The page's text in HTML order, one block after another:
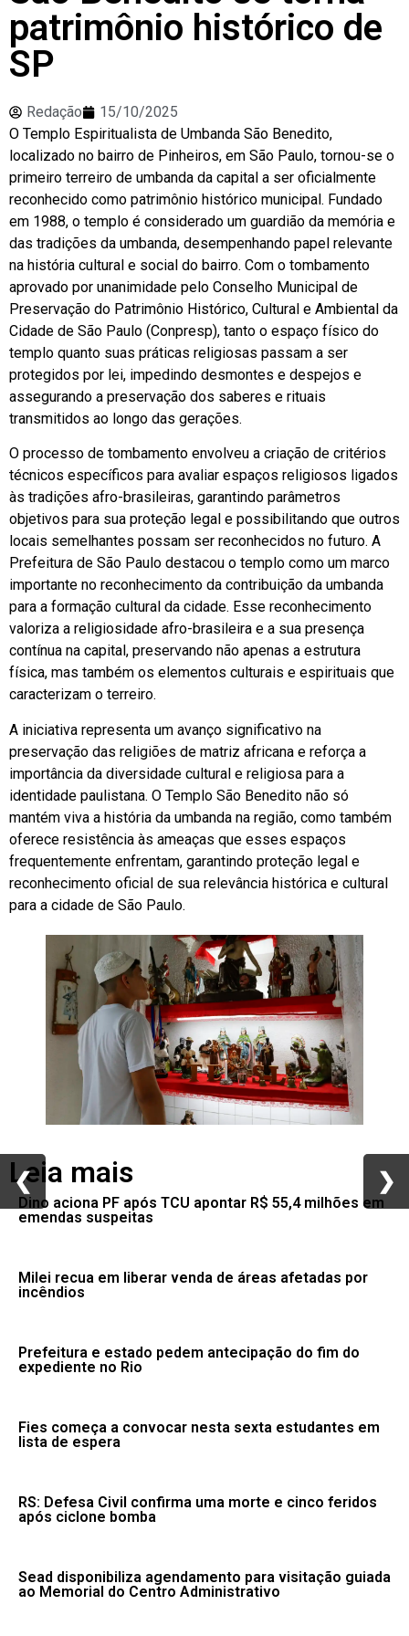
patrimônio histórico de
SP
Redação
15/10/2025
O Templo Espiritualista de Umbanda São Benedito,
localizado no bairro de Pinheiros, em São Paulo, tornou-se o
primeiro terreiro de umbanda da capital a ser oficialmente
reconhecido como patrimônio histórico municipal. Fundado
em 1988, o templo é considerado um guardião da memória e
das tradições da umbanda, desempenhando papel relevante
na história cultural e social do bairro. Com o tombamento
aprovado por unanimidade pelo Conselho Municipal de
Preservação do Patrimônio Histórico, Cultural e Ambiental da
Cidade de São Paulo (Conpresp), tanto o espaço físico do
templo quanto suas práticas religiosas passam a ser
protegidos por lei, impedindo desmontes e despejos e
assegurando a preservação dos saberes e rituais
transmitidos ao longo das gerações.
O processo de tombamento envolveu a criação de critérios
técnicos específicos para avaliar espaços religiosos ligados
às tradições afro-brasileiras, garantindo parâmetros
objetivos para sua proteção legal e possibilitando que outros
locais semelhantes possam ser reconhecidos no futuro. A
Prefeitura de São Paulo destacou o templo como um marco
importante no reconhecimento da contribuição da umbanda
para a formação cultural da cidade. Esse reconhecimento
valoriza a religiosidade afro-brasileira e a sua presença
contínua na capital, preservando não apenas a estrutura
física, mas também os elementos culturais e espirituais que
caracterizam o terreiro.
A iniciativa representa um avanço significativo na
preservação das religiões de matriz africana e reforça a
importância da diversidade cultural e religiosa para a
identidade paulistana. O Templo São Benedito não só
mantém viva a história da umbanda na região, como também
oferece resistência às ameaças que esses espaços
frequentemente enfrentam, garantindo proteção legal e
reconhecimento oficial de sua relevância histórica e cultural
para a cidade de São Paulo.
Leia mais
Dino aciona PF após TCU apontar R$ 55,4 milhões em
emendas suspeitas
Milei recua em liberar venda de áreas afetadas por
incêndios
Prefeitura e estado pedem antecipação do fim do
expediente no Rio
Fies começa a convocar nesta sexta estudantes em
lista de espera
RS: Defesa Civil confirma uma morte e cinco feridos
após ciclone bomba
Sead disponibiliza agendamento para visitação guiada
ao Memorial do Centro Administrativo
❮ ❯
❮ ❯